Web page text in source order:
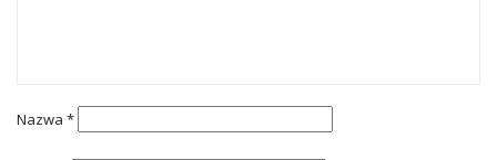
Nazwa *